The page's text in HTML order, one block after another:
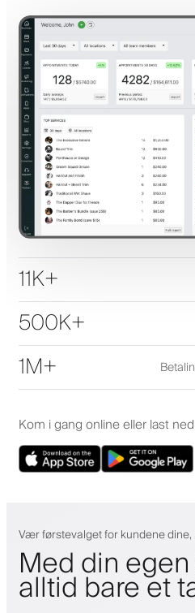
11K+
500K+
1M+
Kom i gang online eller last
Vær førstevalget for kundene
Med din
alltid bare et